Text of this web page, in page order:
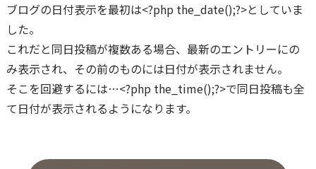
ブログの日付表示を最初は<?php the_date();?>としていま
した。
これだと同日投稿が複数ある場合、最新のエントリーにの
み表示され、その前のものには日付が表示されません。
そこを回避するには…<?php the_time();?>で同日投稿も全
て日付が表示されるようになります。